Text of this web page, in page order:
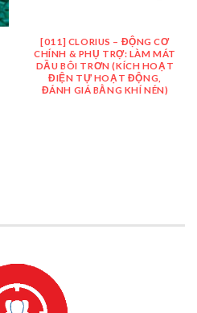
[011] CLORIUS – ĐỘNG CƠ
CHÍNH & PHỤ TRỢ: LÀM MÁT
DẦU BÔI TRƠN (KÍCH HOẠT
ĐIỆN TỰ HOẠT ĐỘNG,
ĐÁNH GIÁ BẰNG KHÍ NÉN)